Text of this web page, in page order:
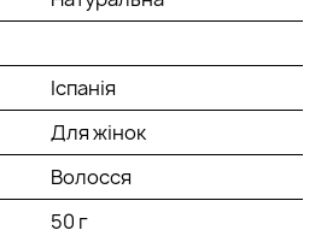
Іспанія
Для жінок
Волосся
50 г